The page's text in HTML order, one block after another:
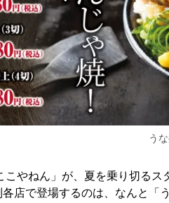
う
こやねん」が、夏を乗り切る
店で登場するのは、なんと「